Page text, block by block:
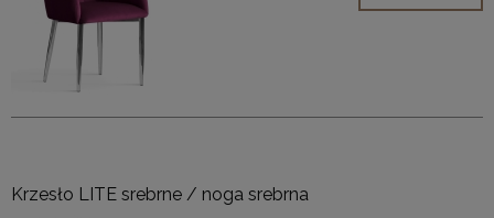
Krzesło LITE srebrne / noga srebrna